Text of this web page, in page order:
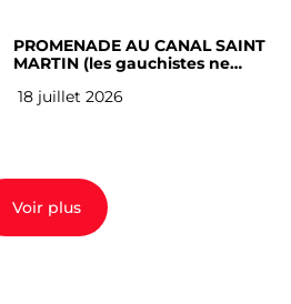
PROMENADE AU CANAL SAINT
MARTIN (les gauchistes ne
18 juillet 2026
Voir plus